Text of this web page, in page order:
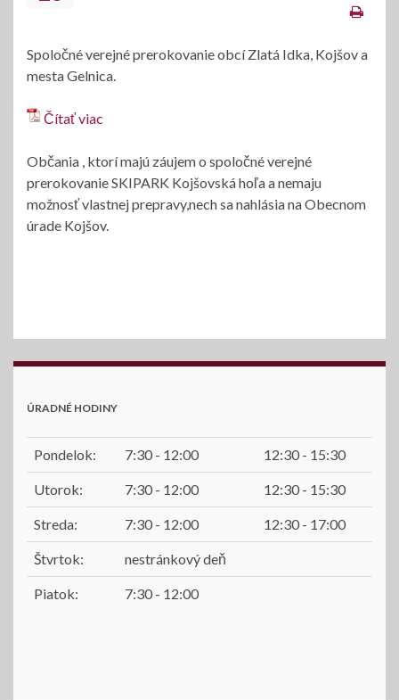
Spoločné verejné prerokovanie obcí Zlatá Idka, Kojšov a
mesta Gelnica.
Čítať viac
Občania , ktorí majú záujem o spoločné verejné
prerokovanie SKIPARK Kojšovská hoľa a nemaju
možnosť vlastnej prepravy,nech sa nahlásia na Obecnom
úrade Kojšov.
ÚRADNÉ HODINY
Pondelok: 7:30 - 12:00 12:30 - 15:30
Utorok: 7:30 - 12:00 12:30 - 15:30
Streda: 7:30 - 12:00 12:30 - 17:00
Štvrtok: nestránkový deň
Piatok: 7:30 - 12:00